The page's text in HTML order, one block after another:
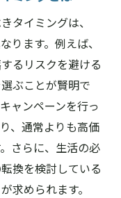
タイミングは、
ります。例えば、
るリスクを避ける
ぶことが賢明で
ャンペーンを行っ
、通常よりも高価
さらに、生活の必
換を検討している
求められます。